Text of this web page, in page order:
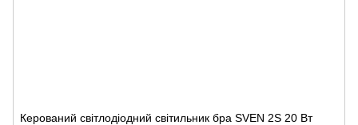
Керований cвітлодіодний світильник бра SVEN 2S 20 Вт